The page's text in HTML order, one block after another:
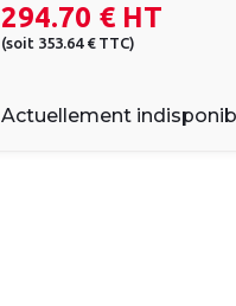
294.70 €HT
(soit 353.64 € TTC)
Actuellement